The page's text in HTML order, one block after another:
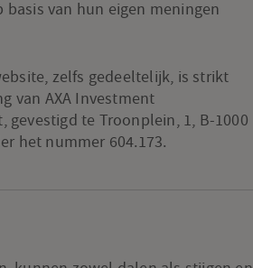
basis van hun eigen meningen
zelfs gedeeltelijk, is strikt
van AXA Investment
gevestigd te Troonplein, 1, B-1000
het nummer 604.173.